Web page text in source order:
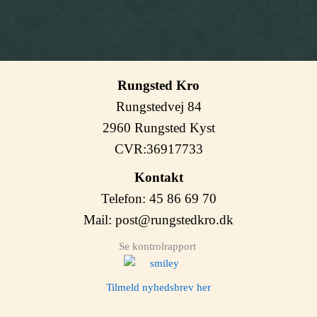
Rungsted Kro
Rungstedvej 84
2960 Rungsted Kyst
CVR:36917733
Kontakt
Telefon: 45 86 69 70
Mail: post@rungstedkro.dk
Se kontrolrapport
Tilmeld nyhedsbrev her